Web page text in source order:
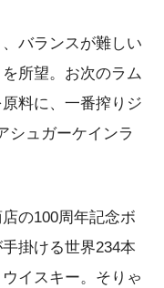
バランスが難しい
所望。お次のラム
料に、一番搾りジ
シュガーケインラ
の100周年記念ボ
掛ける世界234本
イスキー。そりゃ